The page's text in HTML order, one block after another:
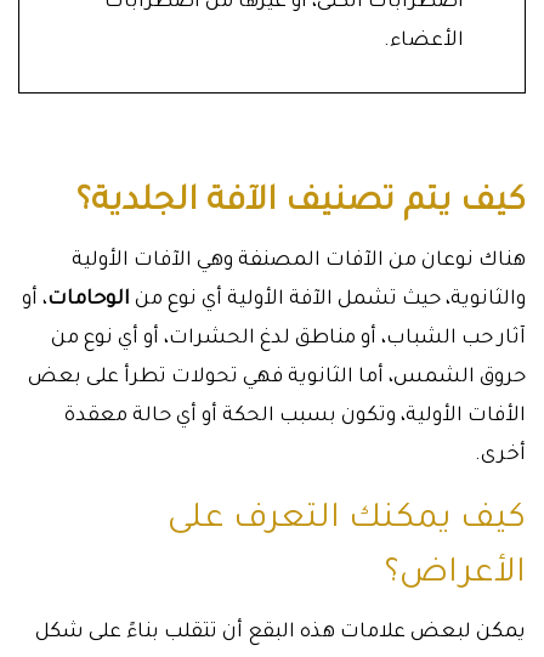
الأعضاء.
كيف يتم تصنيف الآفة الجلدية؟
هناك نوعان من الآفات المصنفة وهي الآفات الأولية
والثانوية، حيث تشمل الآفة الأولية أي نوع من الوحامات، أو
آثار حب الشباب، أو مناطق لدغ الحشرات، أو أي نوع من
حروق الشمس، أما الثانوية فهي تحولات تطرأ على بعض
الأفات الأولية، وتكون بسبب الحكة أو أي حالة معقدة
أخرى.
كيف يمكنك التعرف على
الأعراض؟
يمكن لبعض علامات هذه البقع أن تتقلب بناءً على شكل